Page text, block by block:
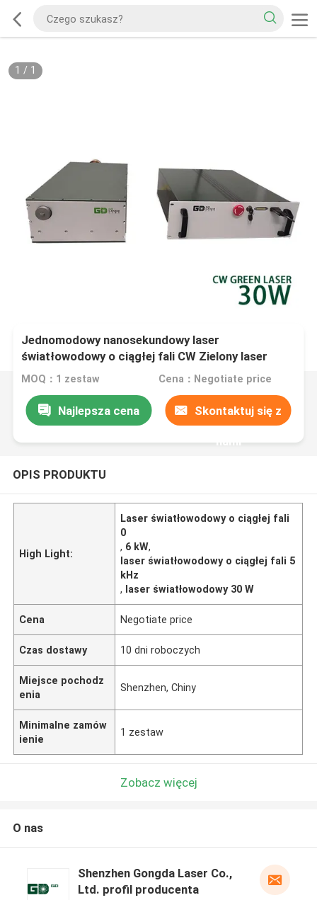
1 / 1
Jednomodowy nanosekundowy laser
światłowodowy o ciągłej fali CW Zielony laser
światłowodowy 30W
MOQ：1 zestaw Cena：Negotiate price
Najlepsza cena Skontaktuj się z
nami
OPIS PRODUKTU
High Light:
Laser światłowodowy o ciągłej fali
0
, 6 kW,
laser światłowodowy o ciągłej fali 5
kHz
, laser światłowodowy 30 W
Cena Negotiate price
Czas dostawy 10 dni roboczych
Miejsce pochodz
enia
Shenzhen, Chiny
Minimalne zamów
ienie
1 zestaw
Zobacz więcej
O nas
Shenzhen Gongda Laser Co.,
Ltd. profil producenta